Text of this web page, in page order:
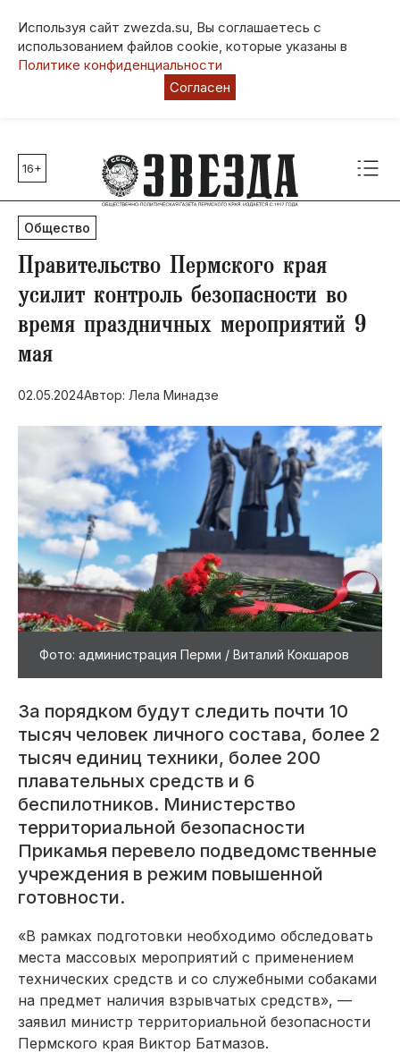
Используя сайт zwezda.su, Вы соглашаетесь с
использованием файлов cookie, которые указаны в
Политике конфиденциальности
Согласен
Главные темы
80 лет Победы
Молодежная столица РФ
СВО
Выборы в Пермском крае
Социальная поддержка
Инфраструктура
Благоустройство
16+
Общество
Правительство Пермского края
усилит контроль безопасности во
время праздничных мероприятий 9
мая
02.05.2024Автор: Лела Минадзе
Фото: администрация Перми / Виталий Кокшаров
За порядком будут следить почти 10
тысяч человек личного состава, более 2
тысяч единиц техники, более 200
плавательных средств и 6
беспилотников. Министерство
территориальной безопасности
Прикамья перевело подведомственные
учреждения в режим повышенной
готовности.
«В рамках подготовки необходимо обследовать
места массовых мероприятий с применением
технических средств и со служебными собаками
на предмет наличия взрывчатых средств», —
заявил министр территориальной безопасности
Пермского края Виктор Батмазов.